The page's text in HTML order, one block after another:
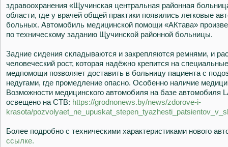
здравоохранения «Щучинская центральная районная
области, где у врачей общей практики появились легковые
больных. Автомобиль медицинской помощи «АКтава»
по техническому заданию Щучинской районной больницы.
Задние сидения складываются и закрепляются ремнями, и
человеческий рост, которая надёжно крепится на
медпомощи позволяет доставить в больницу пациента с
недугами, где промедление опасно. Особенно наличие
Возможности медицинского автомобиля на базе автомобиля
освещено на СТВ: https://grodnonews.by/news/zdorove-i-
krasota/
Более подробно с техническими характеристиками нового
ссылке.